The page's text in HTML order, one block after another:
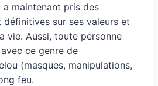
maintenant pris des
sur ses valeurs et
vie. Aussi, toute personne
ce genre de
(masques, manipulations,
feu.